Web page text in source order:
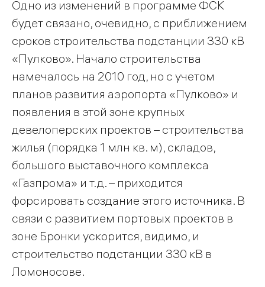
Одно из изменений в программе ФСК
будет связано, очевидно, с приближением
сроков строительства подстанции 330 кВ
«Пулково». Начало строительства
намечалось на 2010 год, но с учетом
планов развития аэропорта «Пулково» и
появления в этой зоне крупных
девелоперских проектов – строительства
жилья (порядка 1 млн кв. м), складов,
большого выставочного комплекса
«Газпрома» и т.д. – приходится
форсировать создание этого источника. В
связи с развитием портовых проектов в
зоне Бронки ускорится, видимо, и
строительство подстанции 330 кВ в
Ломоносове.